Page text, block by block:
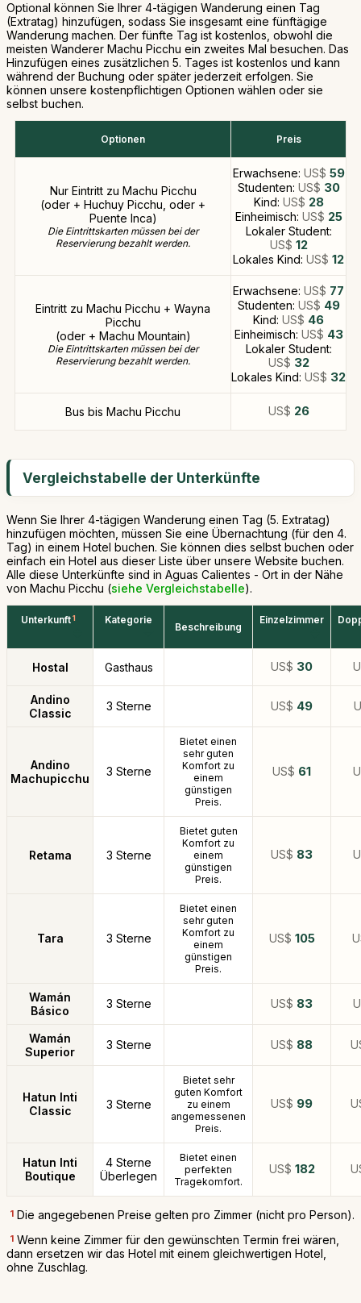
Optional können Sie Ihrer 4-tägigen Wanderung einen Tag
(Extratag) hinzufügen, sodass Sie insgesamt eine fünftägige
Wanderung machen. Der fünfte Tag ist kostenlos, obwohl die
meisten Wanderer Machu Picchu ein zweites Mal besuchen. Das
Hinzufügen eines zusätzlichen 5. Tages ist kostenlos und kann
während der Buchung oder später jederzeit erfolgen. Sie
können unsere kostenpflichtigen Optionen wählen oder sie
selbst buchen.
Optionen Preis
Nur Eintritt zu Machu Picchu
(oder + Huchuy Picchu, oder +
Puente Inca)
Die Eintrittskarten müssen bei der
Reservierung bezahlt werden.
Erwachsene: US$ 59
Studenten: US$ 30
Kind: US$ 28
Einheimisch: US$ 25
Lokaler Student:
US$ 12
Lokales Kind: US$ 12
Eintritt zu Machu Picchu + Wayna
Picchu
(oder + Machu Mountain)
Die Eintrittskarten müssen bei der
Reservierung bezahlt werden.
Erwachsene: US$ 77
Studenten: US$ 49
Kind: US$ 46
Einheimisch: US$ 43
Lokaler Student:
US$ 32
Lokales Kind: US$ 32
Bus bis Machu Picchu US$ 26
Vergleichstabelle der Unterkünfte
Wenn Sie Ihrer 4-tägigen Wanderung einen Tag (5. Extratag)
hinzufügen möchten, müssen Sie eine Übernachtung (für den 4.
Tag) in einem Hotel buchen. Sie können dies selbst buchen oder
einfach ein Hotel aus dieser Liste über unsere Website buchen.
Alle diese Unterkünfte sind in Aguas Calientes - Ort in der Nähe
von Machu Picchu (siehe Vergleichstabelle).
Unterkunft1 Kategorie
Beschreibung
Einzelzimmer
Hostal Gasthaus US$ 30
Andino
Classic
3 Sterne US$ 49
Andino
Machupicchu
3 Sterne
Bietet einen
sehr guten
Komfort zu
einem
günstigen
Preis.
US$ 61
Retama 3 Sterne
Bietet guten
Komfort zu
einem
günstigen
Preis.
US$ 83
Tara 3 Sterne
Bietet einen
sehr guten
Komfort zu
einem
günstigen
Preis.
US$ 105
Wamán
Básico
3 Sterne US$ 83
Wamán
Superior
3 Sterne US$ 88
Hatun Inti
Classic
3 Sterne
Bietet sehr
guten Komfort
zu einem
angemessenen
Preis.
US$ 99
Hatun Inti
Boutique
4 Sterne
Überlegen
Bietet einen
perfekten
Tragekomfort.
US$ 182
1 Die angegebenen Preise gelten pro Zimmer (nicht pro Person).
1 Wenn keine Zimmer für den gewünschten Termin frei wären,
dann ersetzen wir das Hotel mit einem gleichwertigen Hotel,
ohne Zuschlag.